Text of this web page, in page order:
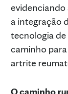
evidenciando
a integração
tecnologia
caminho
artrite
O caminho